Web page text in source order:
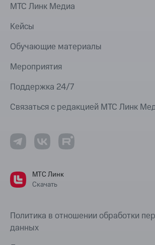
МТС Линк Медиа
Кейсы
Обучающие материалы
Мероприятия
Поддержка 24/7
Связаться с редакцией МТС Линк
МТС Линк
Скачать
Политика в отношении обработки
данных